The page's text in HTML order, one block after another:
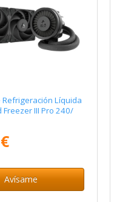
Refrigeración Líquida
Freezer III Pro 240/
Avísame